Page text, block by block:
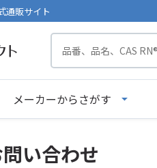
通販サイト
メーカーからさがす
い合わせ